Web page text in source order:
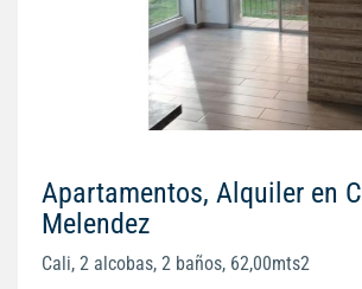
Apartamentos, Alquiler en
Melendez
Cali, 2 alcobas, 2 baños, 62,00mts2